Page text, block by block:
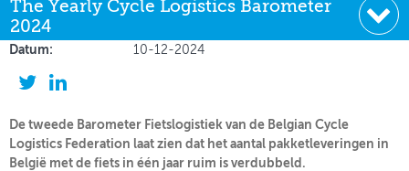
BIJEENKOMSTEN
KENNISBANK
ADRESSENBOEK
OVER FIETSBERAAD
THEMASITES
The Yearly Cycle Logistics Barometer
2024
Auteur:
Belgian Cycle Logistics Federation
Datum:
10-12-2024
De tweede Barometer Fietslogistiek van de Belgian Cycle
Logistics Federation laat zien dat het aantal pakketleveringen in
België met de fiets in één jaar ruim is verdubbeld.